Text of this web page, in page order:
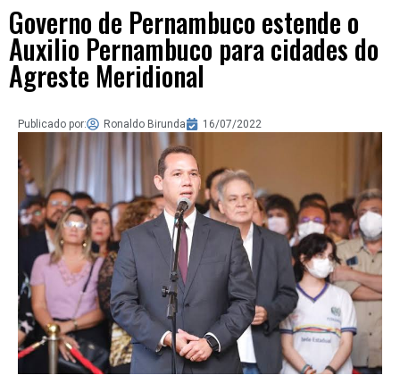
Governo de Pernambuco estende o
Auxilio Pernambuco para cidades do
Agreste Meridional
Publicado por: Ronaldo Birunda 16/07/2022